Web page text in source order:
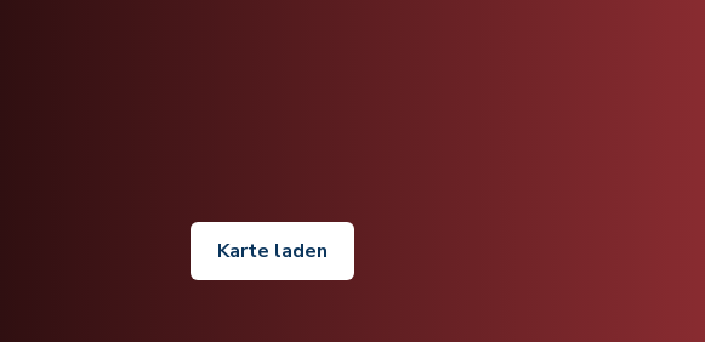
Karte laden